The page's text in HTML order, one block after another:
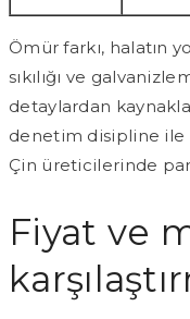
Ömür farkı, halatın
sıkılığı ve
detaylardan
denetim disipline ile
Çin üreticilerinde
Fiyat ve